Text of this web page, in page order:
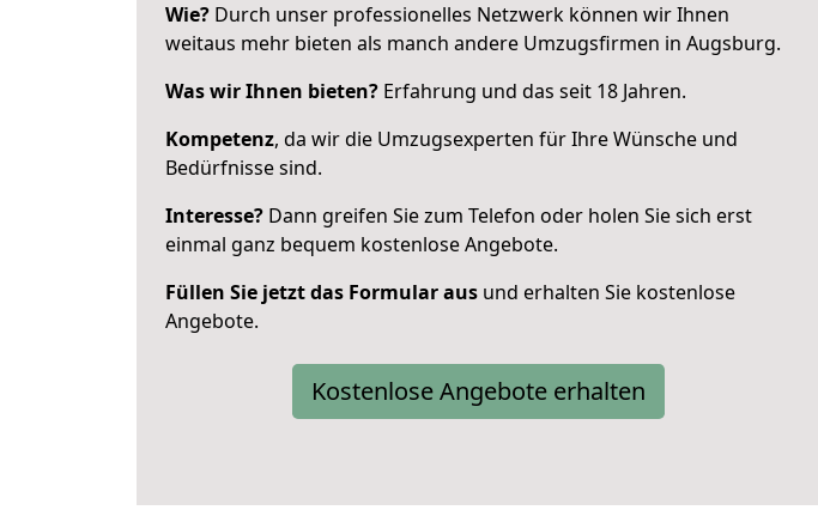
Wie? Durch unser professionelles Netzwerk können wir Ihnen
weitaus mehr bieten als manch andere Umzugsfirmen in Augsburg.
Was wir Ihnen bieten? Erfahrung und das seit 18 Jahren.
Kompetenz, da wir die Umzugsexperten für Ihre Wünsche und
Bedürfnisse sind.
Interesse? Dann greifen Sie zum Telefon oder holen Sie sich erst
einmal ganz bequem kostenlose Angebote.
Füllen Sie jetzt das Formular aus und erhalten Sie kostenlose
Angebote.
Kostenlose Angebote erhalten